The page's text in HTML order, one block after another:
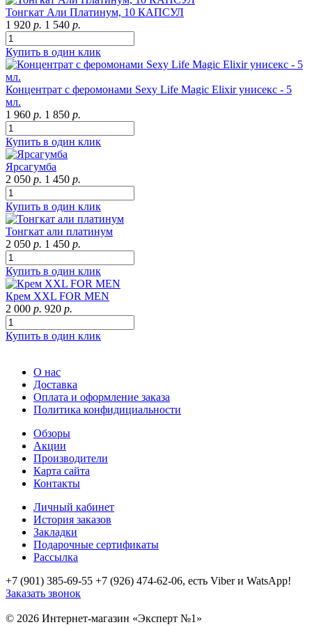
Тонгкат Али Платинум, 10 КАПСУЛ
1 920 р. 1 540 р.
Купить в один клик
Концентрат с феромонами Sexy Life Magic Elixir унисекс - 5
мл.
1 960 р. 1 850 р.
Купить в один клик
Ярсагумба
2 050 р. 1 450 р.
Купить в один клик
Тонгкат али платинум
2 050 р. 1 450 р.
Купить в один клик
Крем XXL FOR MEN
2 000 р. 920 р.
Купить в один клик
О нас
Доставка
Оплата и оформление заказа
Политика конфидициальности
Обзоры
Акции
Производители
Карта сайта
Контакты
Личный кабинет
История заказов
Закладки
Подарочные сертификаты
Рассылка
+7 (901) 385-69-55 +7 (926) 474-62-06, есть Viber и WatsApp!
Заказать звонок
© 2026 Интернет-магазин «Эксперт №1»